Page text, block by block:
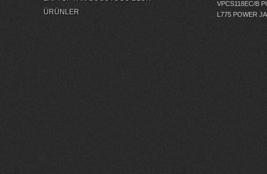
ÜRÜNLER
VPCS118EC/B
L775 POWER